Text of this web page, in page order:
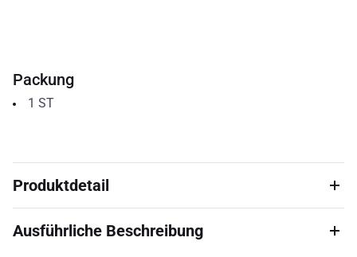
Packung
1 ST
Produktdetail
Ausführliche Beschreibung